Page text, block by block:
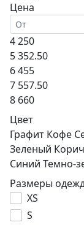
Цена
4 250
5 352.50
6 455
7 557.50
8 660
Цвет
Графит Кофе
Зеленый
Синий Темно-
Размеры
XS
S